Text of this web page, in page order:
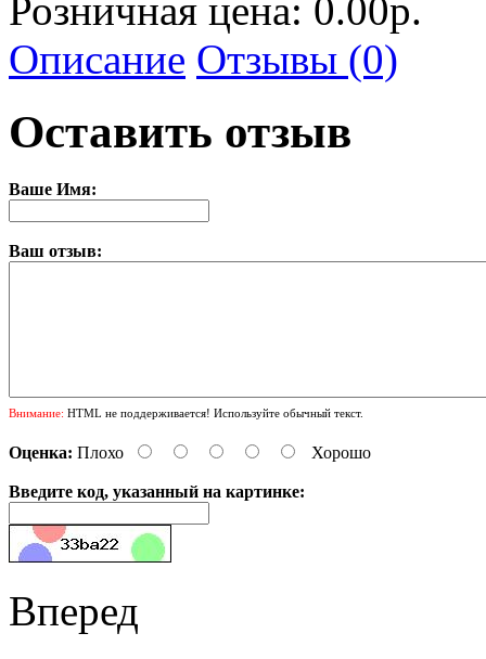
Розничная цена: 0.00р.
Описание Отзывы (0)
Оставить отзыв
Ваше Имя:
Ваш отзыв:
Внимание: HTML не поддерживается! Используйте обычный текст.
Оценка: Плохо Хорошо
Введите код, указанный на картинке:
Вперед